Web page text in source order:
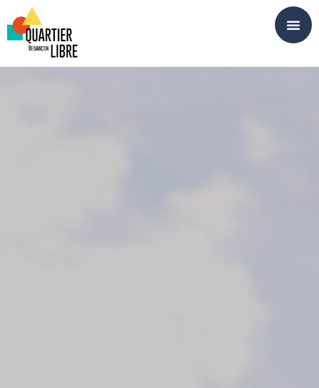
Panneau de gestion des cookies